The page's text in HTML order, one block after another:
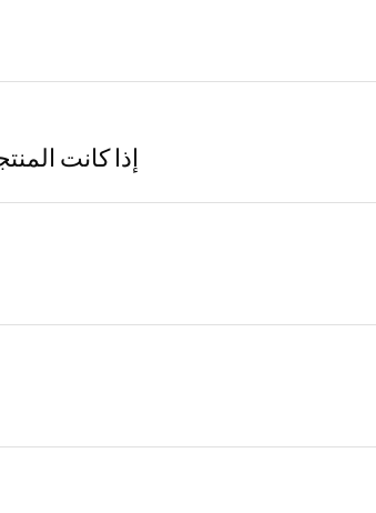
إذا كانت